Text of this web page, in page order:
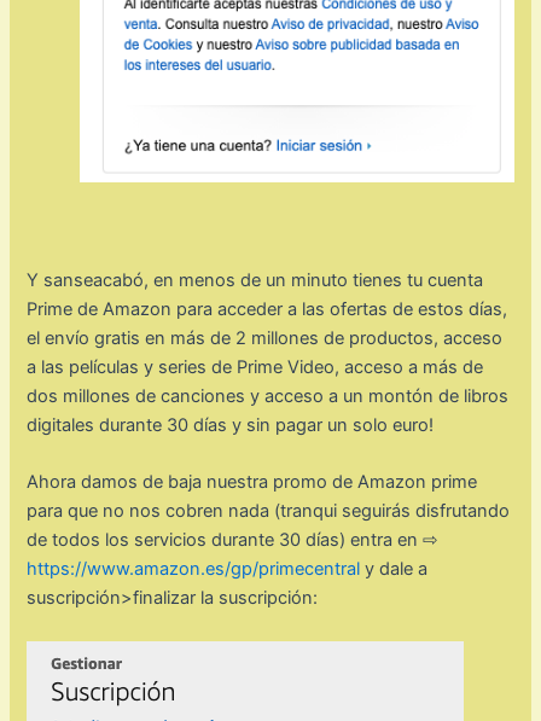
Y sanseacabó, en menos de un minuto tienes tu cuenta
Prime de Amazon para acceder a las ofertas de estos días,
el envío gratis en más de 2 millones de productos, acceso
a las películas y series de Prime Video, acceso a más de
dos millones de canciones y acceso a un montón de libros
digitales durante 30 días y sin pagar un solo euro!
Ahora damos de baja nuestra promo de Amazon prime
para que no nos cobren nada (tranqui seguirás disfrutando
de todos los servicios durante 30 días) entra en ⇨
https://www.amazon.es/gp/primecentral y dale a
suscripción>finalizar la suscripción: